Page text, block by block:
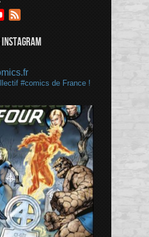
YouTube
#comics de France !